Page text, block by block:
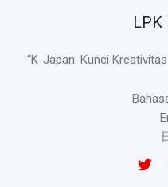
LPK
“K-Japan: Kunci